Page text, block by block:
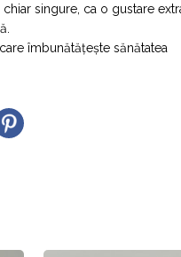
chiar singure, ca o gustare
îmbunătățește sănătatea